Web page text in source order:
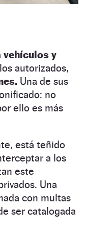
vehículos y
autorizados,
Una de sus
no
ello es más
está teñido
a los
este
Una
con multas
ser catalogada